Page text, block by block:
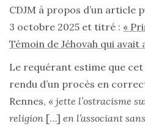
CDJM à propos d’un article
3 octobre 2025 et titré : «
Témoin de Jéhovah qui avait
Le requérant estime que
rendu d’un procès en
Rennes, « jette l’ostracisme
religion […] en l’associant